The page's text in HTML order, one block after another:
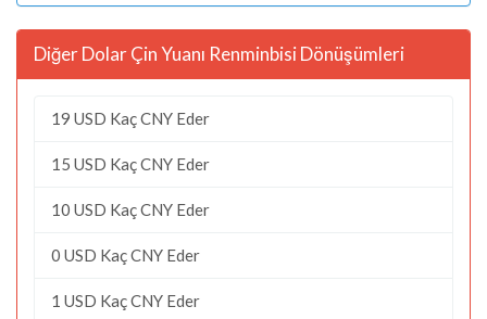
Diğer Dolar Çin Yuanı Renminbisi Dönüşümleri
19 USD Kaç CNY Eder
15 USD Kaç CNY Eder
10 USD Kaç CNY Eder
0 USD Kaç CNY Eder
1 USD Kaç CNY Eder